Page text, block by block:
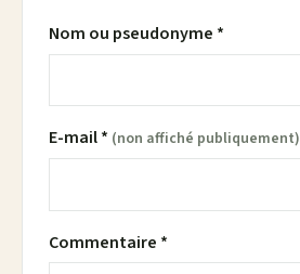
Nom ou pseudonyme *
E-mail * (non affiché publiquement)
Commentaire *